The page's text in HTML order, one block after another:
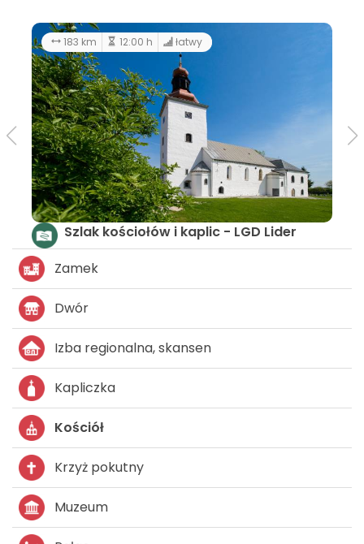
183 km 12:00 h łatwy
Szlak kościołów i kaplic - LGD Lider
Zamek
Dwór
Izba regionalna, skansen
Kapliczka
Kościół
Krzyż pokutny
Muzeum